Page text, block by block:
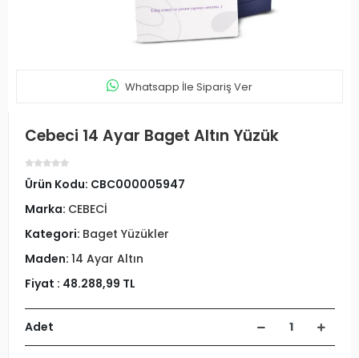
Whatsapp İle Sipariş Ver
Cebeci 14 Ayar Baget Altın Yüzük
Ürün Kodu: CBC000005947
Marka: CEBECİ
Kategori: Baget Yüzükler
Maden: 14 Ayar Altın
Fiyat : 48.288,99 TL
Adet